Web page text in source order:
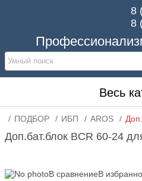
8
8
Весь
ПОДБОР ИБП AROS
Доп.бат.блок BCR 60-24
В сравнениеВ